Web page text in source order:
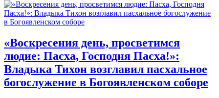
«Воскресения день, просветимся
людие: Пасха, Господня Пасха!»:
Владыка Тихон возглавил пасхальное
богослужение в Богоявленском соборе